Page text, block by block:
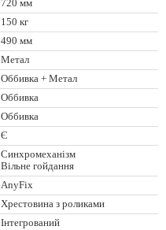
720 мм
150 кг
490 мм
Метал
Оббивка + Метал
Оббивка
Оббивка
Є
Синхромеханізм
Вільне гойдання
AnyFix
Хрестовина з роликами
Інтегрований